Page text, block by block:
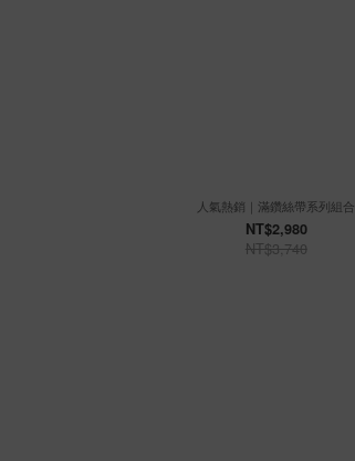
人氣熱銷｜滿鑽絲帶系列組合
NT$2,980
NT$3,740